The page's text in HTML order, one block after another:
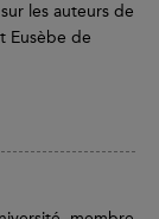
les auteurs de
Eusèbe de